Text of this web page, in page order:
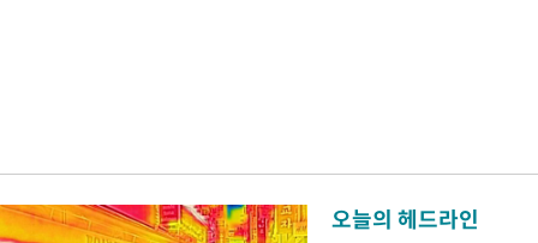
오늘의 헤드라인